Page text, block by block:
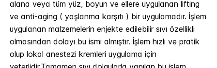
alana veya tüm yüz, boyun ve ellere uygulanan lifting
ve anti-aging ( yaşlanma karşıtı ) bir uygulamadır. İşlem
uygulanan malzemelerin enjekte edilebilir sıvı özellikli
olmasından dolayı bu ismi almıştır. İşlem hızlı ve pratik
olup lokal anestezi kremleri uygulama için